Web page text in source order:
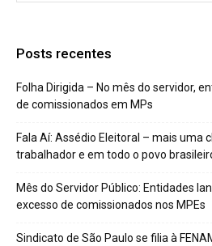
Posts recentes
Folha Dirigida – No mês do servidor,
de comissionados em MPs
Fala Aí: Assédio Eleitoral – mais uma
trabalhador e em todo o povo
Mês do Servidor Público: Entidades
excesso de comissionados nos MPEs
Sindicato de São Paulo se filia à